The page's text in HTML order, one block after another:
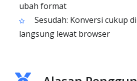
ubah format
Sesudah: Konversi cukup
langsung lewat browser